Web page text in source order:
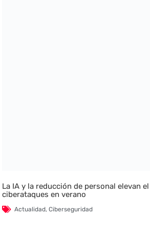
La IA y la reducción de personal elevan
ciberataques en verano
Actualidad,Ciberseguridad